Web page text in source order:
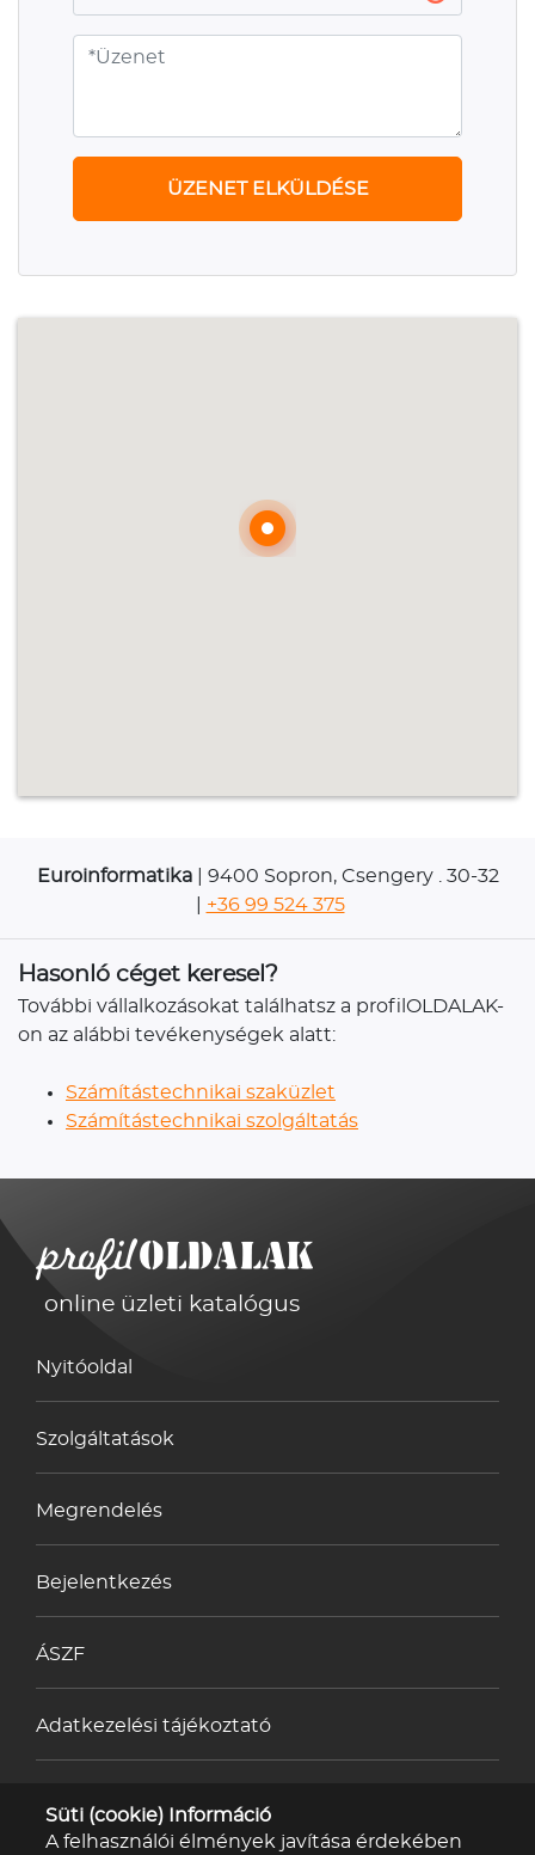
ÜZENET ELKÜLDÉSE
Euroinformatika| 9400 Sopron, Csengery . 30-32
+36 99 524 375
Hasonló céget keresel?
További vállalkozásokat találhatsz a profilOLDALAK-
on az alábbi tevékenységek alatt:
Számítástechnikai szaküzlet
Számítástechnikai szolgáltatás
online üzleti katalógus
Nyitóoldal
Szolgáltatások
Megrendelés
Bejelentkezés
ÁSZF
Adatkezelési tájékoztató
Süti (cookie) Információ
A felhasználói élmények javítása érdekében